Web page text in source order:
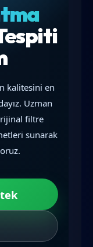
kalitesini en
Uzman
filtre
sunarak